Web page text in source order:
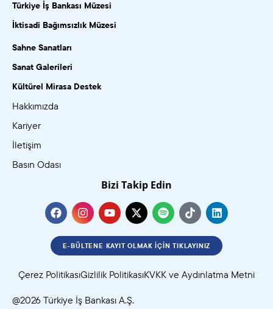
Türkiye İş Bankası Müzesi
İktisadi Bağımsızlık Müzesi
Sahne Sanatları
Sanat Galerileri
Kültürel Mirasa Destek
Hakkımızda
Kariyer
İletişim
Basın Odası
Bizi Takip Edin
E-BÜLTENE KAYIT OLMAK İÇIN TIKLAYINIZ
Çerez PolitikasıGizlilik PolitikasıKVKK ve Aydınlatma Metni
@2026 Türkiye İş Bankası A.Ş.